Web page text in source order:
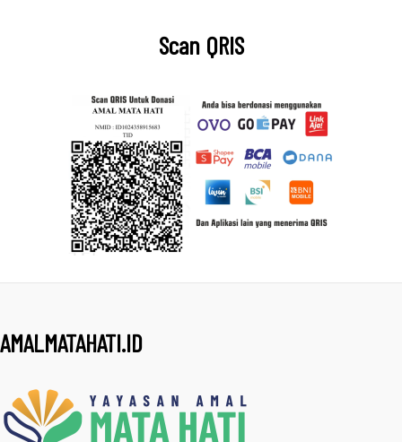
Scan QRIS
AMALMATAHATI.ID